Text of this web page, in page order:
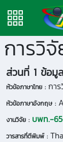
ส่วนที่ 1 ข้อมู
หัวข้อภาษาไทย : กา
หัวข้อภาษาอังกฤษ :
งานวิจัย : บพท.-
วารสารที่ตีพิมพ์ :